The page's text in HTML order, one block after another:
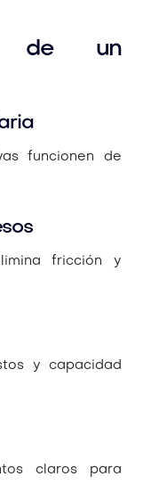
de un
funcionen de
fricción y
y capacidad
claros para